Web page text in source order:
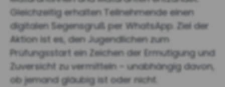
Gleichzeitig erhalten Teilnehmende einen
digitalen Segensgruß per WhatsApp. Ziel der
Aktion ist es, den Jugendlichen zum
Prüfungsstart ein Zeichen der Ermutigung und
Zuversicht zu vermitteln – unabhängig davon,
ob jemand gläubig ist oder nicht.